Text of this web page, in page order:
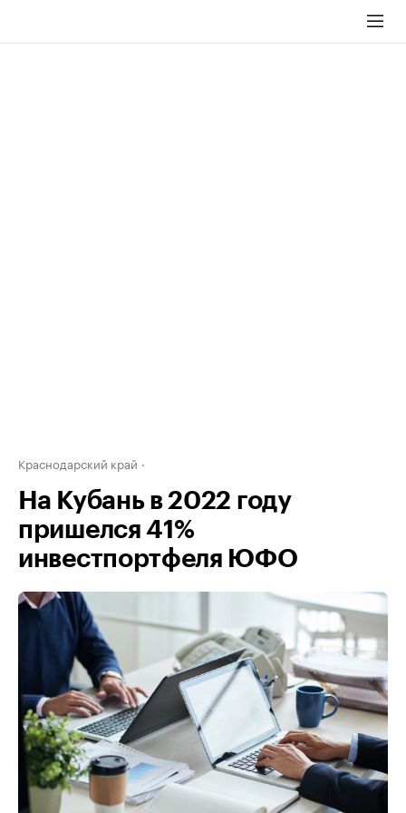
Краснодарский край
На Кубань в 2022 году
пришелся 41%
инвестпортфеля ЮФО